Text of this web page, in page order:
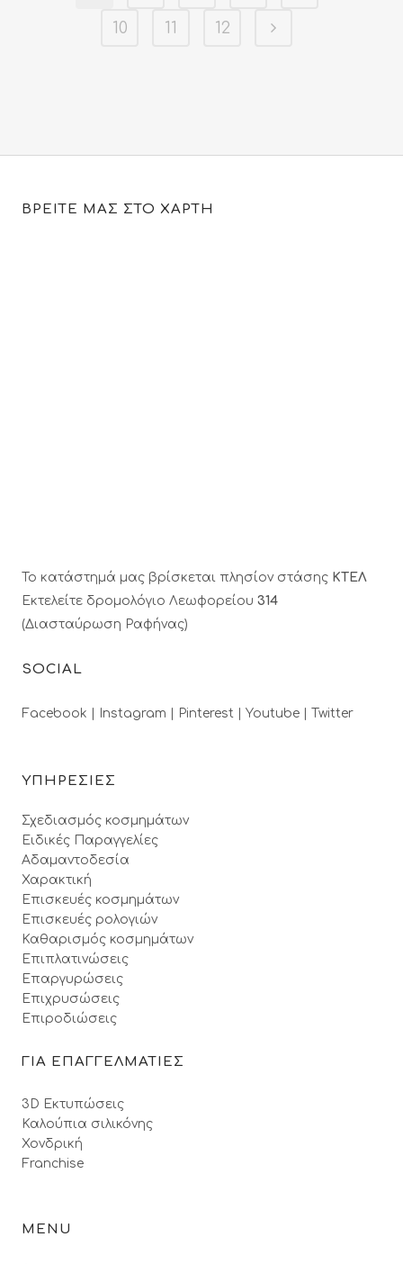
10 11 12
ΒΡΕΙΤΕ ΜΑΣ ΣΤΟ ΧΑΡΤΗ
Το κατάστημά μας βρίσκεται πλησίον στάσης ΚΤΕΛ
Εκτελείτε δρομολόγιο Λεωφορείου 314
(Διασταύρωση Ραφήνας)
SOCIAL
Facebook | Instagram | Pinterest | Youtube | Twitter
ΥΠΗΡΕΣΙΕΣ
Σχεδιασμός κοσμημάτων
Ειδικές Παραγγελίες
Αδαμαντοδεσία
Χαρακτική
Επισκευές κοσμημάτων
Επισκευές ρολογιών
Καθαρισμός κοσμημάτων
Επιπλατινώσεις
Επαργυρώσεις
Επιχρυσώσεις
Επιροδιώσεις
ΓΙΑ ΕΠΑΓΓΕΛΜΑΤΙΕΣ
3D Εκτυπώσεις
Καλούπια σιλικόνης
Χονδρική
Franchise
MENU